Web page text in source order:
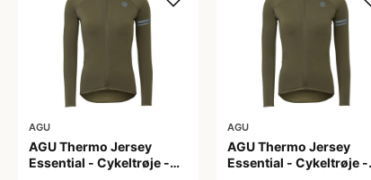
AGU
AGU Thermo Jersey
Essential - Cykeltrøje -
AGU
AGU Thermo Jersey
Essential - Cykeltrøje -